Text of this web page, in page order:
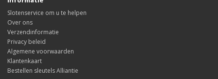
Slotenservice om u te helpen
Over ons
Verzendinformatie
Privacy beleid
Algemene voorwaarden
Klantenkaart
Bestellen sleutels Alliantie